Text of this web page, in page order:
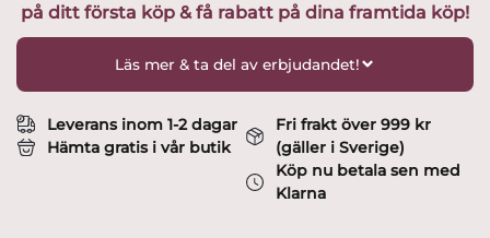
glas
Design
på ditt första köp & få rabatt på dina framtida köp!
Läs mer & ta del av erbjudandet!
Leverans inom 1-2 dagar
Hämta gratis i vår butik
Fri frakt över 999 kr
(gäller i Sverige)
Köp nu betala sen med
Klarna